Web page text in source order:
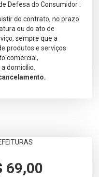
Defesa do Consumidor :
do contrato, no prazo
ou do ato de
sempre que a
produtos e serviços
comercial,
domicílio.
69,00